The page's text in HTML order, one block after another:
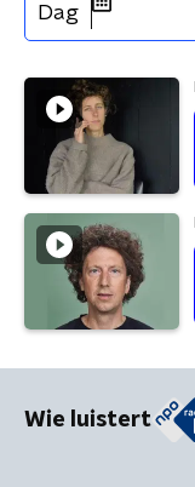
Dag
Wie luistert